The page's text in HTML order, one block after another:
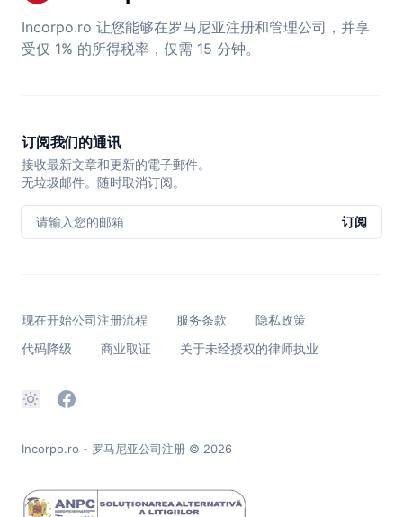
Incorpo.ro 让您能够在罗马尼亚注册和管理公司，并享
受仅 1% 的所得税率，仅需 15 分钟。
订阅我们的通讯
接收最新文章和更新的電子郵件。
无垃圾邮件。随时取消订阅。
请输入您的邮箱 订阅
现在开始公司注册流程 服务条款
隐私政策
代码降级
商业取证 关于未经授权的律师执业
Incorpo.ro - 罗马尼亚公司注册 © 2026